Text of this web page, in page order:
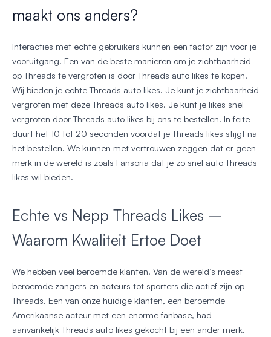
maakt ons anders?
Interacties met echte gebruikers kunnen een factor zijn voor je
vooruitgang. Een van de beste manieren om je zichtbaarheid
op Threads te vergroten is door Threads auto likes te kopen.
Wij bieden je echte Threads auto likes. Je kunt je zichtbaarheid
vergroten met deze Threads auto likes. Je kunt je likes snel
vergroten door Threads auto likes bij ons te bestellen. In feite
duurt het 10 tot 20 seconden voordat je Threads likes stijgt na
het bestellen. We kunnen met vertrouwen zeggen dat er geen
merk in de wereld is zoals Fansoria dat je zo snel auto Threads
likes wil bieden.
Echte vs Nepp Threads Likes –
Waarom Kwaliteit Ertoe Doet
We hebben veel beroemde klanten. Van de wereld’s meest
beroemde zangers en acteurs tot sporters die actief zijn op
Threads. Een van onze huidige klanten, een beroemde
Amerikaanse acteur met een enorme fanbase, had
aanvankelijk Threads auto likes gekocht bij een ander merk.